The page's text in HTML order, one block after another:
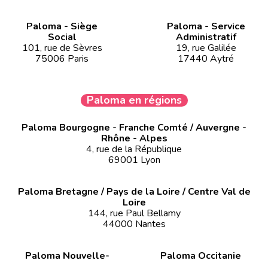
Paloma - Siège
Social
101, rue de Sèvres
75006 Paris
Paloma - Service
Administratif
19, rue Galilée
17440 Aytré
Paloma en régions
Paloma Bourgogne - Franche Comté / Auvergne -
Rhône - Alpes
4, rue de la République
69001 Lyon
Paloma Bretagne / Pays de la Loire / Centre Val de
Loire
144, rue Paul Bellamy
44000 Nantes
Paloma Nouvelle-
Paloma Occitanie